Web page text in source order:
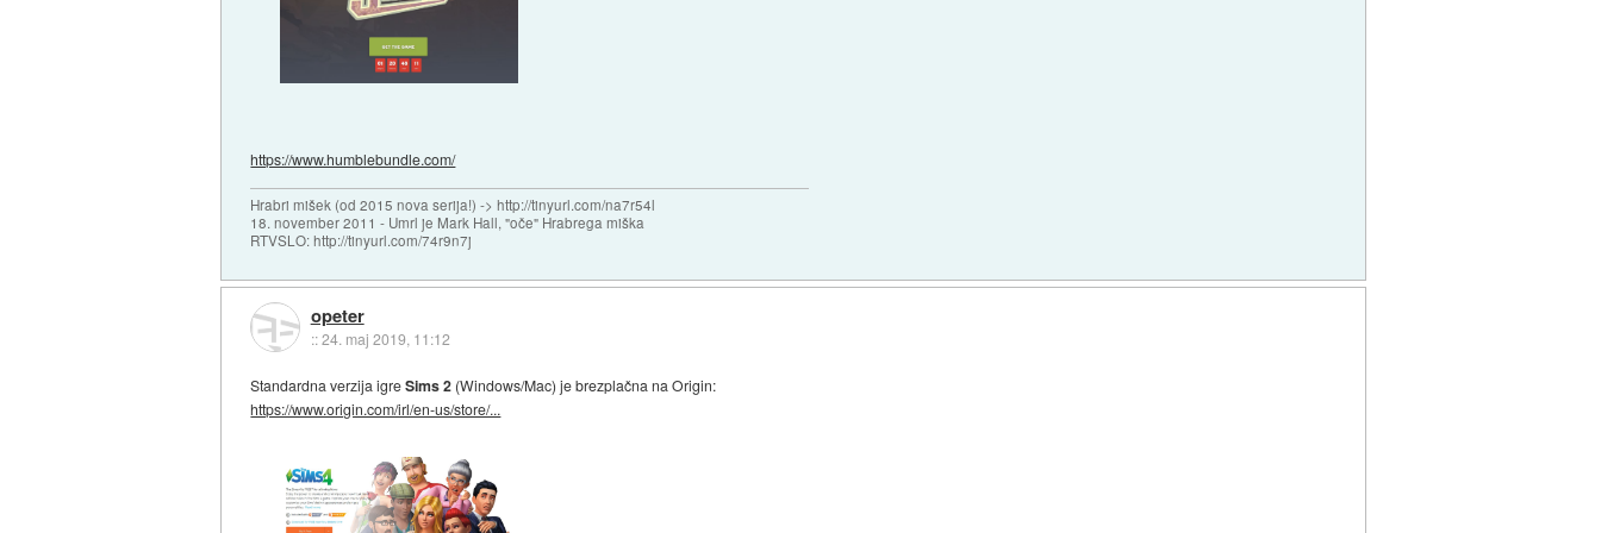
https://www.humblebundle.com/
Hrabri mišek (od 2015 nova serija!) -> http://tinyurl.com/na7r54l
18. november 2011 - Umrl je Mark Hall, "oče" Hrabrega miška
RTVSLO: http://tinyurl.com/74r9n7j
opeter
::24. maj 2019, 11:12
Standardna verzija igreSims 2 (Windows/Mac) je brezplačna na Origin:
https://www.origin.com/irl/en-us/store/...